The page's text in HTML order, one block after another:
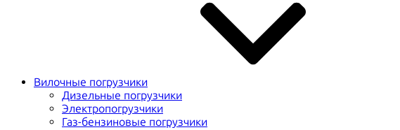
Вилочные погрузчики
Дизельные погрузчики
Электропогрузчики
Газ-бензиновые погрузчики